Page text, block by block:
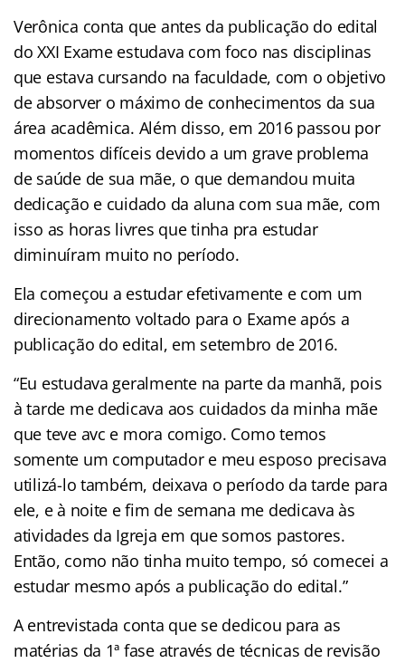
Verônica conta que antes da publicação do edital
do XXI Exame estudava com foco nas disciplinas
que estava cursando na faculdade, com o objetivo
de absorver o máximo de conhecimentos da sua
área acadêmica. Além disso, em 2016 passou por
momentos difíceis devido a um grave problema
de saúde de sua mãe, o que demandou muita
dedicação e cuidado da aluna com sua mãe, com
isso as horas livres que tinha pra estudar
diminuíram muito no período.
Ela começou a estudar efetivamente e com um
direcionamento voltado para o Exame após a
publicação do edital, em setembro de 2016.
“Eu estudava geralmente na parte da manhã, pois
à tarde me dedicava aos cuidados da minha mãe
que teve avc e mora comigo. Como temos
somente um computador e meu esposo precisava
utilizá-lo também, deixava o período da tarde para
ele, e à noite e fim de semana me dedicava às
atividades da Igreja em que somos pastores.
Então, como não tinha muito tempo, só comecei a
estudar mesmo após a publicação do edital.”
A entrevistada conta que se dedicou para as
matérias da 1ª fase através de técnicas de revisão